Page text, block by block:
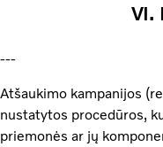
VI.
---
Atšaukimo kampanijos
nustatytos procedūros,
priemonės ar jų